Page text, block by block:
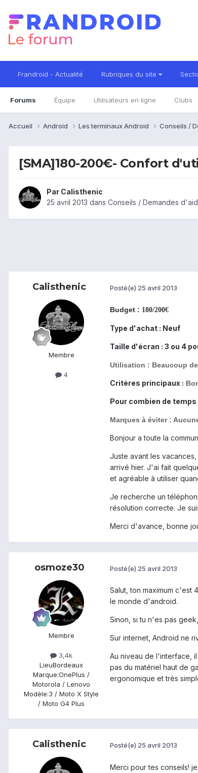
Frandroid - Actualité Rubriques du site
Forums Équipe Utilisateurs en ligne Clubs
Accueil Android Les terminaux Android Conseils /
[SMA]180-200€- Confort
Par Calisthenic
25 avril 2013 dans Conseils / Demandes
Calisthenic
Membre
4
Posté(e) 25 avril 2013
Budget : 180/200€
Type d'achat : Neuf
Taille d'écran : 3 ou 4
Utilisation : Beaucoup
Critères principaux :
Pour combien de
Marques à éviter :
Bonjour a toute la
Juste avant les
arrivé hier. J'ai fait
et agréable à utiliser
Je recherche un
résolution correcte. Je
Merci d'avance, bonne
osmoze30
Membre
3,4k
LieuBordeaux
Marque:OnePlus /
Motorola / Lenovo
Modèle:3 / Moto X Style
/ Moto G4 Plus
Posté(e) 25 avril 2013
Salut, ton maximum c'est
le monde d'android.
Sinon, si tu n'es pas
Sur internet, Android ne
Au niveau de l'interface,
pas du matériel haut de
ergonomique et très
Calisthenic Posté(e) 25 avril 2013
Merci pour tes conseils!